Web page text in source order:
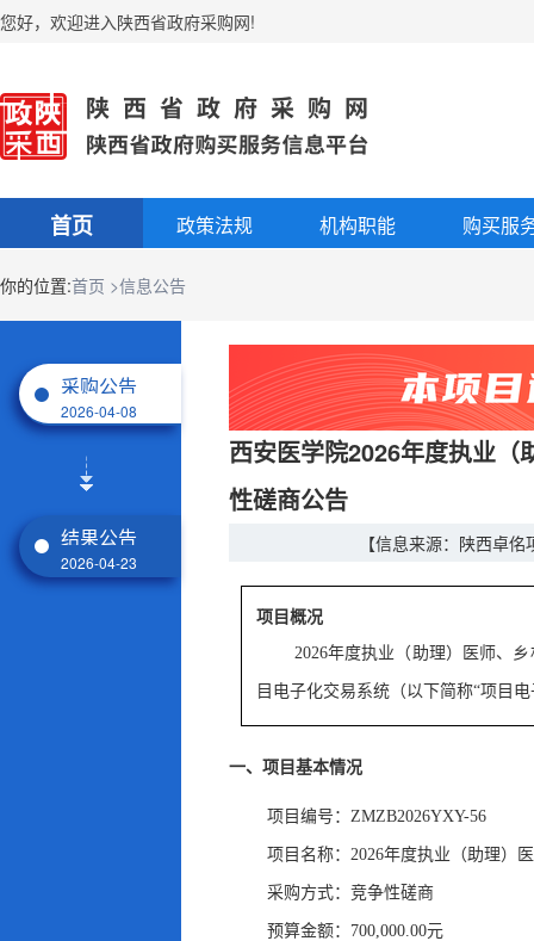
您好， 欢迎进入陕西省政府采购网!
首页 政策法规 机构职能 购买服
你的位置:首页 >信息公告
采购公告
2026-04-08
结果公告
2026-04-23
西安医学院2026年度执业
性磋商公告
【信息来源：陕西卓
项目概况
2026年度执业（助理）医师、
目电子化交易系统（以下简称“项目
一、项目基本情况
项目编号：ZMZB2026YXY-56
项目名称：2026年度执业（助理）
采购方式：竞争性磋商
预算金额：700,000.00元